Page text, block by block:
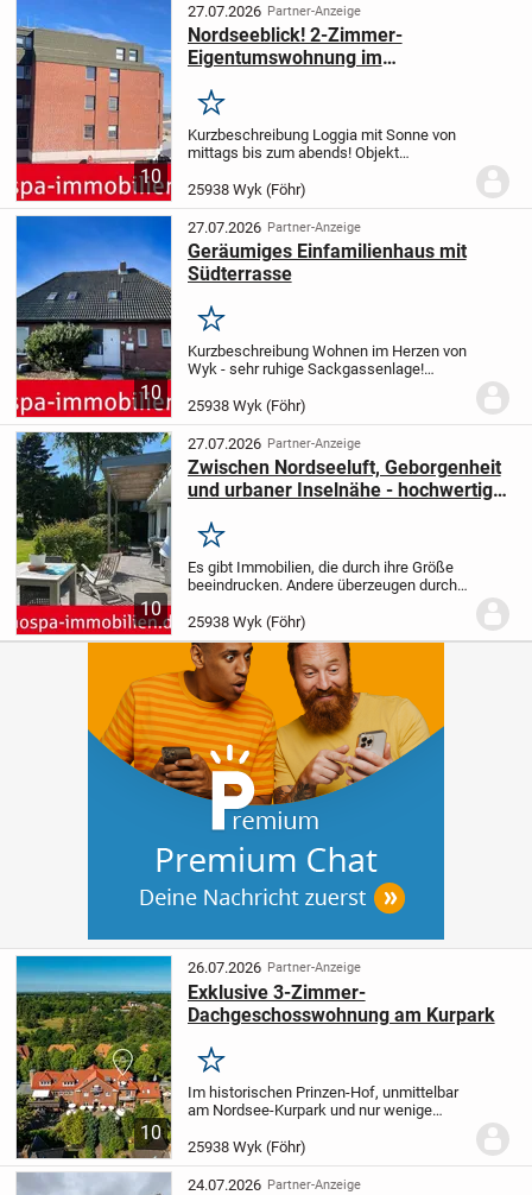
Wyk auf Föhr an,...
10
27.07.2026 Partner-Anzeige
Nordseeblick! 2-Zimmer-
Eigentumswohnung im
Loggia!
Merken
Kurzbeschreibung Loggia mit Sonne von
mittags bis zum abends! Objekt
unmittelbarer Nähe zum Fähranleger und
Strand.Wir bieten eine charmante
Eigentumswohnung in Wyk...
25938 Wyk (Föhr)
10
27.07.2026 Partner-Anzeige
Geräumiges Einfamilienhaus mit
Südterrasse
Merken
Kurzbeschreibung Wohnen im Herzen von
Wyk - sehr ruhige Sackgassenlage!
mit Garage882/0-13231 Wyk auf
FöhrErdgeschoss: geräumiges
Wohn-/Esszimmer mit Zugang...
25938 Wyk (Föhr)
10
27.07.2026 Partner-Anzeige
Zwischen Nordseeluft, Geborgenheit
und urbaner Inselnähe - hochwertiger
Merken
Es gibt Immobilien, die durch ihre Größe
beeindrucken. Andere überzeugen durch
Anwesen, deren besondere Qualität aus
dem harmonischen Zusammenspiel von
Architektur...
25938 Wyk (Föhr)
10
26.07.2026 Partner-Anzeige
Exklusive 3-Zimmer-
Dachgeschosswohnung am Kurpark
Merken
Im historischen Prinzen-Hof, unmittelbar
am Nordsee-Kurpark und nur wenige
entfernt, befindet sich die exklusive
Dachgeschosswohnung "Sonne".
Eingebettet in die...
25938 Wyk (Föhr)
24.07.2026 Partner-Anzeige